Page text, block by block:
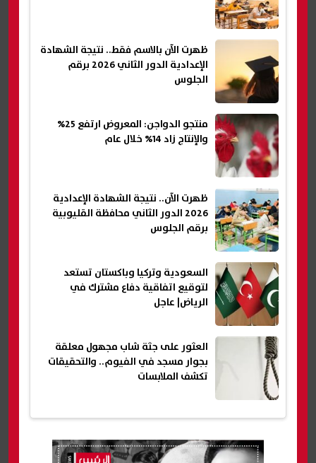
ظهرت الآن بالاسم فقط.. نتيجة الشهادة
الإعدادية الدور الثاني 2026 برقم
الجلوس
منتجو الدواجن: المعروض ارتفع 25%
والإنتاج زاد 14% خلال عام
ظهرت الآن.. نتيجة الشهادة الإعدادية
2026 الدور الثاني محافظة القليوبية
برقم الجلوس
السعودية وتركيا وباكستان تستعد
لتوقيع اتفاقية دفاع مشترك في
الرياض| عاجل
العثور على جثة شاب مجهول معلقة
بجوار مسجد في الفيوم.. والتحقيقات
تكشف الملابسات